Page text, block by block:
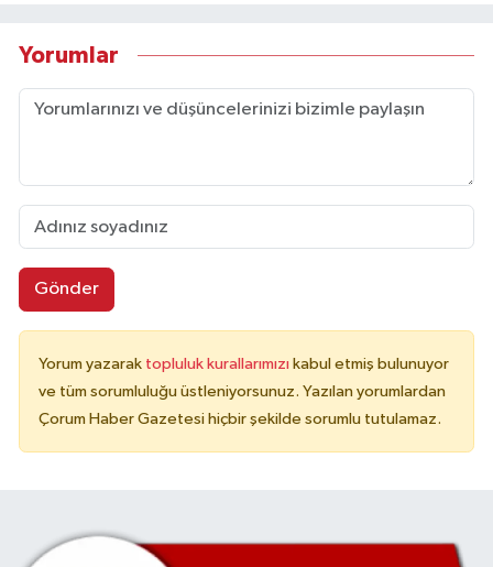
Yorumlar
Gönder
Yorum yazarak topluluk kurallarımızı kabul etmiş bulunuyor
ve tüm sorumluluğu üstleniyorsunuz. Yazılan yorumlardan
Çorum Haber Gazetesi hiçbir şekilde sorumlu tutulamaz.